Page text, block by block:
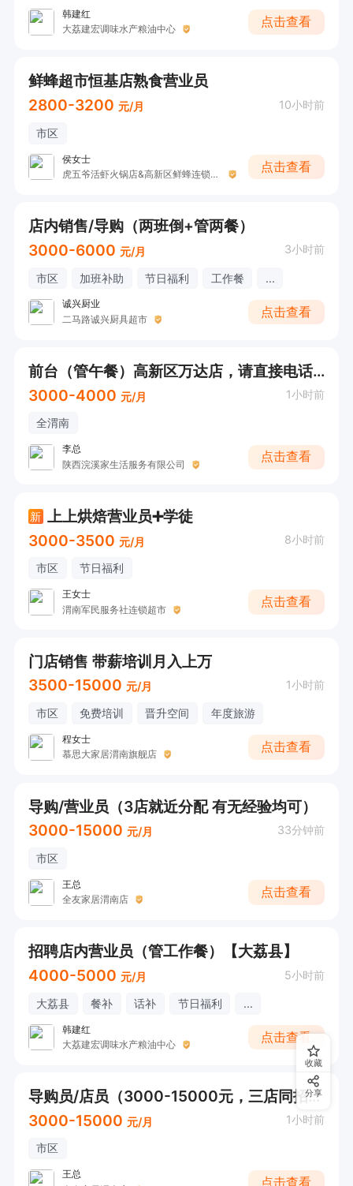
韩建红
大荔建宏调味水产粮油中心
点击查看
鲜蜂超市恒基店熟食营业员
2800-3200 元/月 10小时前
市区
侯女士
虎五爷活虾火锅店&高新区鲜蜂连锁生活超市
点击查看
店内销售/导购（两班倒+管两餐）
3000-6000 元/月 3小时前
市区 加班补助 节日福利 工作餐 ...
诚兴厨业
二马路诚兴厨具超市
点击查看
前台（管午餐）高新区万达店，请直接电话联系
3000-4000 元/月 1小时前
全渭南
李总
陕西浣溪家生活服务有限公司
点击查看
新 上上烘焙营业员➕学徒
3000-3500 元/月 8小时前
市区 节日福利
王女士
渭南军民服务社连锁超市
点击查看
门店销售 带薪培训月入上万
3500-15000 元/月 1小时前
市区 免费培训 晋升空间 年度旅游
程女士
慕思大家居渭南旗舰店
点击查看
导购/营业员（3店就近分配 有无经验均可）
3000-15000 元/月 33分钟前
市区
王总
全友家居渭南店
点击查看
招聘店内营业员（管工作餐）【大荔县】
4000-5000 元/月 5小时前
大荔县 餐补 话补 节日福利 ...
韩建红
大荔建宏调味水产粮油中心
点击查看
导购员/店员（3000-15000元，三店同招，有无经验均可）
3000-15000 元/月 1小时前
市区
王总
点击查看
收藏
分享